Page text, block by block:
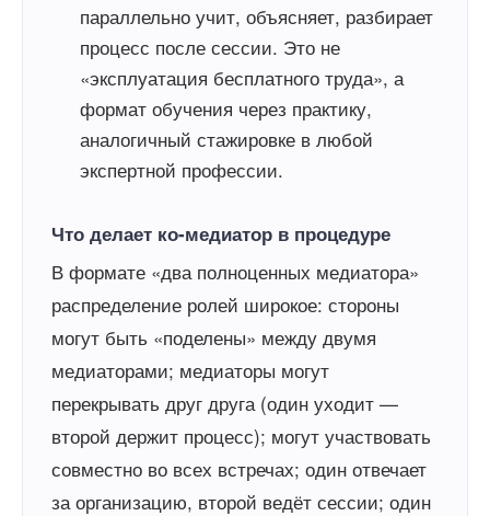
параллельно учит, объясняет, разбирает
процесс после сессии. Это не
«эксплуатация бесплатного труда», а
формат обучения через практику,
аналогичный стажировке в любой
экспертной профессии.
Что делает ко-медиатор в процедуре
В формате «два полноценных медиатора»
распределение ролей широкое: стороны
могут быть «поделены» между двумя
медиаторами; медиаторы могут
перекрывать друг друга (один уходит —
второй держит процесс); могут участвовать
совместно во всех встречах; один отвечает
за организацию, второй ведёт сессии; один